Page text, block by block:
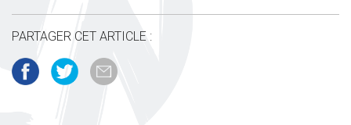
PARTAGER CET ARTICLE :